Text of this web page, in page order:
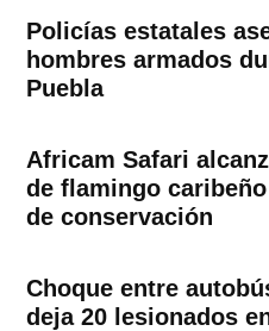
Policías estatales
hombres armados
Puebla
Africam Safari
de flamingo
de conservación
Choque entre
deja 20 lesionados